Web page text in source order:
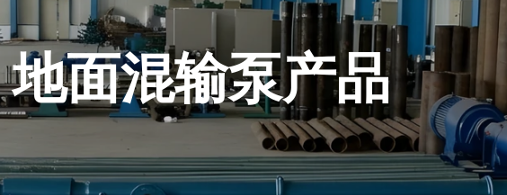
地面混输泵产品